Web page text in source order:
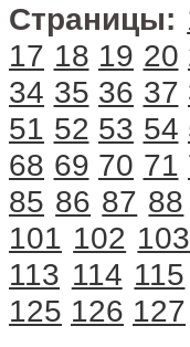
Страницы:
17 18 19 20
34 35 36 37
51 52 53 54
68 69 70 71
85 86 87 88
101 102 103
113 114 115
125 126 127